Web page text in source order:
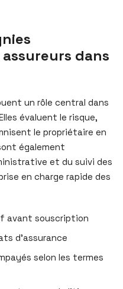
dans
un rôle central dans
évaluent le risque,
le propriétaire en
également
et du suivi des
en charge rapide des
avant souscription
d’assurance
selon les termes